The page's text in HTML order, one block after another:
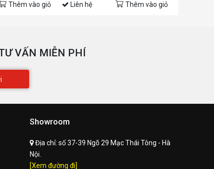
Thêm vào giỏ Liên hệ Thêm vào giỏ
VẤN MIỄN PHÍ
Showroom
Địa chỉ: số 37-39 Ngõ 29 Mạc Thái Tông - Hà
Nội.
[Xem đường đi]